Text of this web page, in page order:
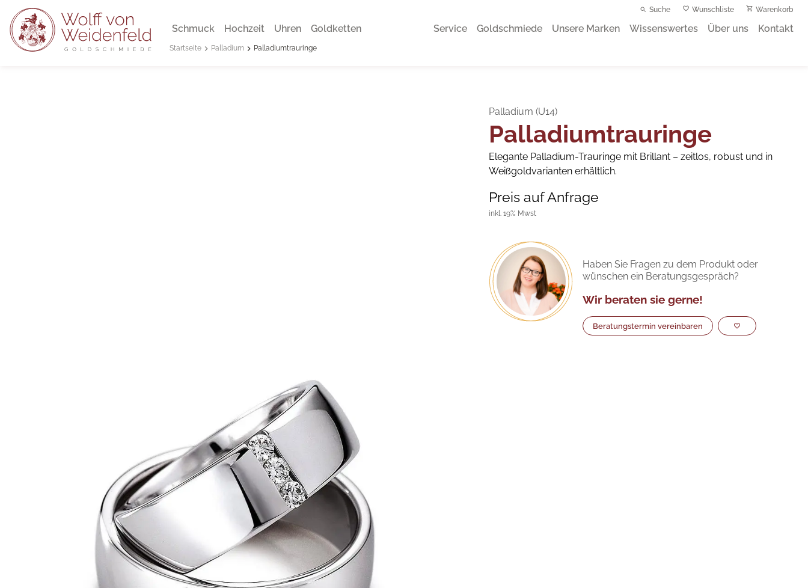
Suche Wunschliste Warenkorb
Schmuck Hochzeit Uhren Goldketten Service Goldschmiede Unsere Marken Wissenswertes Über uns Kontakt
Startseite Palladium Palladiumtrauringe
Palladium (U14)
Palladiumtrauringe
Elegante Palladium-Trauringe mit Brillant – zeitlos, robust und in
Weißgoldvarianten erhältlich.
Preis auf Anfrage
inkl. 19% Mwst
Haben Sie Fragen zu dem Produkt oder
wünschen ein Beratungsgespräch?
Wir beraten sie gerne!
Beratungstermin vereinbaren